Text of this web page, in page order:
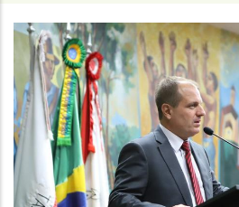
navegação